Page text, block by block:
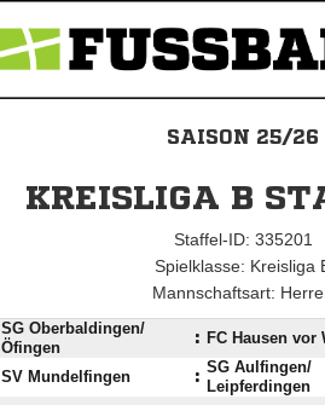
SAISON 25/26
KREISLIGA B
Staffel-ID: 335201
Spielklasse: Kreisliga
Mannschaftsart:
SG Oberbaldingen/​
Öfingen
: FC Hausen vor
SV Mundelfingen :
SG Aulfingen/​
Leipferdingen